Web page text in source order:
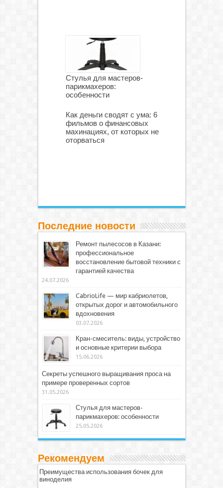
Стулья для мастеров-
парикмахеров:
особенности
Как деньги сводят с ума: 6
фильмов о финансовых
махинациях, от которых не
оторваться
Последние новости
Ремонт пылесосов в Казани:
профессиональное
восстановление бытовой техники с
гарантией качества
24.07.2026
CabrioLife — мир кабриолетов,
открытых дорог и автомобильного
вдохновения
03.07.2026
Кран-смеситель: виды, устройство
и основные критерии выбора
15.06.2026
Секреты успешного выращивания проса на
примере проверенных сортов
31.05.2026
Стулья для мастеров-
парикмахеров: особенности
25.05.2026
Рекомендуем
Преимущества использования бочек для
виноделия